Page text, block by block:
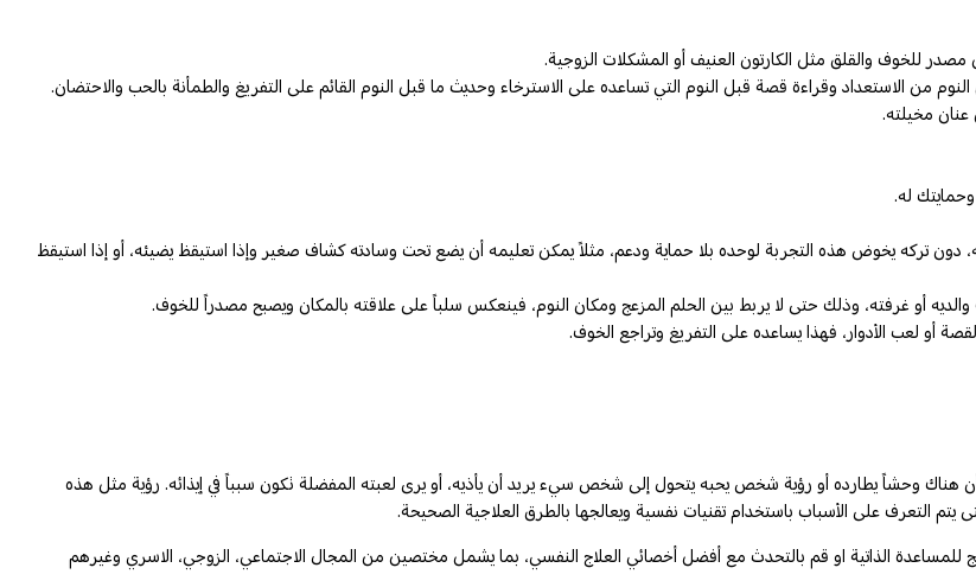
للخوف والقلق مثل الكارتون العنيف أو المشكلات الزوجية.
من الاستعداد وقراءة قصة قبل النوم التي تساعده على الاسترخاء وحديث ما قبل النوم القائم على التفريغ والطمأنة بالحب والاحتضان.
مخيلته.
له.
دون تركه يخوض هذه التجربة لوحده بلا حماية ودعم، مثلاً يمكن تعليمه أن يضع تحت وسادته كشاف صغير وإذا استيقظ يضيئه، أو إذا استيقظ
أو غرفته، وذلك حتى لا يربط بين الحلم المزعج ومكان النوم، فينعكس سلباً على علاقته بالمكان ويصبح مصدراً للخوف.
أو لعب الأدوار، فهذا يساعده على التفريغ وتراجع الخوف.
هناك وحشاً يطارده أو رؤية شخص يحبه يتحول إلى شخص سيء يريد أن يأذيه، أو يرى لعبته المفضلة تكون سبباً في إيذائه. رؤية مثل هذه
التعرف على الأسباب باستخدام تقنيات نفسية ويعالجها بالطرق العلاجية الصحيحة.
الذاتية او قم بالتحدث مع أفضل أخصائي العلاج النفسي، بما يشمل مختصين من المجال الاجتماعي، الزوجي، الاسري وغيرهم